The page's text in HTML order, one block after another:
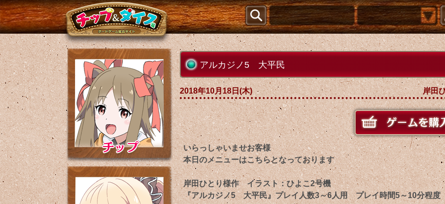
アルカジノ5 大平民
2018年10月18日(木) 岸田
いらっしゃいませお客様
本日のメニューはこちらとなっております
岸田ひとり様作 イラスト：ひよこ2号機
『アルカジノ5 大平民』プレイ人数3～6人用 プレイ時間5～10分程度